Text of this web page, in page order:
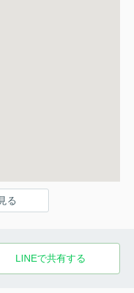
る
LINEで共有する